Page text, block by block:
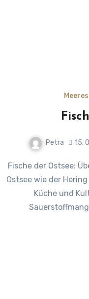
Petra 15.
Fische der Ostsee: Über Hering, Dorsch & Co. Fische der
Ostsee wie der
Küche und